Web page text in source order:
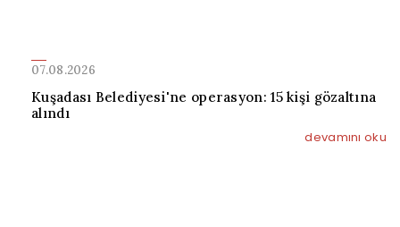
07.08.2026
Kuşadası Belediyesi'ne operasyon: 15 kişi gözaltına
alındı
devamını oku